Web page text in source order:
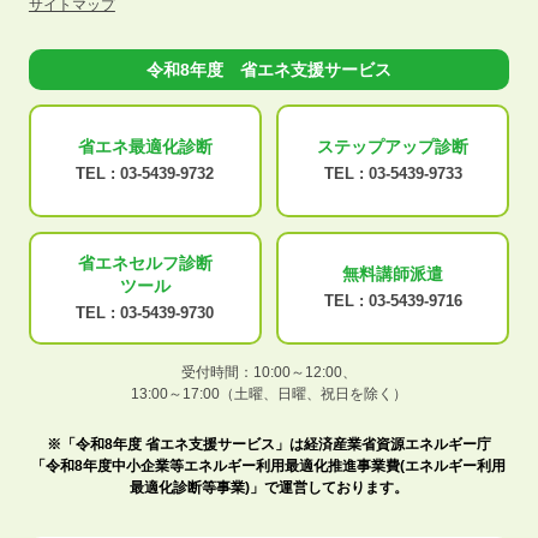
サイトマップ
令和8年度 省エネ支援サービス
省エネ最適化診断
TEL : 03-5439-9732
ステップアップ診断
TEL : 03-5439-9733
省エネセルフ診断
ツール
TEL : 03-5439-9730
無料講師派遣
TEL : 03-5439-9716
受付時間：10:00～12:00、
13:00～17:00（土曜、日曜、祝日を除く）
※「令和8年度 省エネ支援サービス」は経済産業省資源エネルギー庁
「令和8年度中小企業等エネルギー利用最適化推進事業費(エネルギー利用
最適化診断等事業)」で運営しております。